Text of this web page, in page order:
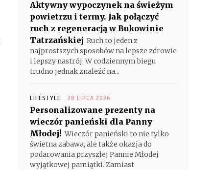
Aktywny wypoczynek na świeżym
powietrzu i termy. Jak połączyć
ruch z regeneracją w Bukowinie
Tatrzańskiej Ruch to jeden z
najprostszych sposobów na lepsze zdrowie
i lepszy nastrój. W codziennym biegu
trudno jednak znaleźć na...
LIFESTYLE 28 LIPCA 2026
Personalizowane prezenty na
wieczór panieński dla Panny
Młodej! Wieczór panieński to nie tylko
świetna zabawa, ale także okazja do
podarowania przyszłej Pannie Młodej
wyjątkowej pamiątki. Zamiast